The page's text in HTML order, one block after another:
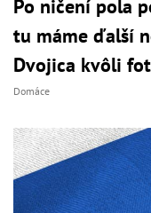
Po ničení pola
tu máme ďalší
Dvojica kvôli
Domáce